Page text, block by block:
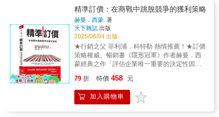
Brander），「編織星海」（Knit Stars）創辦
人「跟著史都．麥克拉倫實用又簡單的策略，
我成功推出了第一個會員計畫，經常性年收入
增加了六位數。多虧了麥克拉倫，我不再身陷
永無止境的『發表』模式，也重新愛上了自己
的事業。」——艾力克斯．卡托尼（Alex
Cattoni），《文案幫》（Copy Posse）創辦人
「讀完本書，並將麥克拉倫關於經常性收入與
會員計畫的教學融入事業後，你的生活和事業
將徹底不同。十多年來，我一直推薦麥克拉倫
給所有賀氏書屋（Hay House）的作者，大家
在實踐他那些容易融入實務的教學後，無一不
深入解析痛點與解方。✪ PO百寶工具箱：包含
技術及工具完整示範，並附有SOP操作說明。
✪ 深入剖析產品開發到上市的完整流程，搭配
案例解說，畫面感十足，能融會貫通。✪ 書籍
設計採使用者情境導向，無論您是菜鳥還是老
鳥，或是任何崗位，都能得到益處。✪ 企業敏
捷發展三部曲，成功推動以下企業敏捷轉型：
輝瑞大藥廠、宏昇營造、宏華國際、叡揚資
訊、公務部門。如果您是。。。 » 產品企劃及
行』，才能打中目標客戶的心。» PM及PO，
導入敏捷該怎樣進行，學會『SCRUM 33355』
的精髓，開發不再卡關。» 工程師或技術人
所長律師邱華凱｜中華科技大學行銷與流通管
理系系主任◤◤組織通路事業是一份福國利
民，有利家庭和諧、社會安定、國家富強的民
生經濟活動，本書值得大家收藏。◢◢── 林岱
樺｜立法委員◤◤組織銷售商法是由哈佛大學
一百多年前研究出為解決民生問題的商法，值
得國人和產官學界多加關注與學習。◢◢── 吳
美國白宮政府評估為21世紀財富第五波，絕非
輕估，讀者絕對值得關注本產業。◢◢── 邱華
凱｜中華科技大學行銷與流通管理系系主任 =
技巧，你可以： －讓產品快速打入市場，
提高與消費者接觸的機會。 －促使顧客更
快買單，或一次買更多。 －有效建立企業
形象，吸引消費者眼球。 ◤掌握導購關鍵
SOP，徹底改變消費者行為 日本知名行銷
達人堀田博和，結合行銷與促銷活動的實戰經
驗，將各行各業都適用的促銷手法，統整為以
下7大面向： 1 提升商品的價值感 2 鎖
定目標消費者 3 給予提示，讓顧客一眼看
訊息 6 引導消費者採取特定行動 7 提供
持續的滿足 作者按照以上7大階段，分別延
伸出具體的106個行銷思維、500種行銷手法與
精準訂價：在商戰中跳脫競爭的獲利策略
赫曼．西蒙 著
天下雜誌 出版
2025/06/04 出版
★行銷之父 菲利浦．科特勒 熱情推薦！★訂價
策略權威、暢銷書《隱形冠軍》作者赫曼．西
蒙經典之作「評估企業唯一重要的決定性因
濟學洞悉價格心理 ╳ 15種創新訂價策略 ╳ 12
種價格差異化技巧創造消費者樂於買單、對手
無法超越的長期獲利解析蘋果、保時捷、亞馬
79 折 特價 458 元
加入購物車